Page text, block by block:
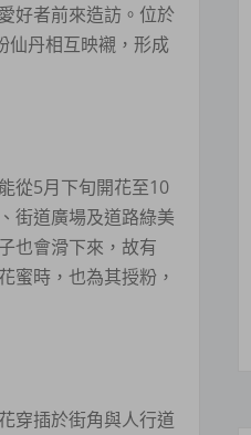
好者前來造訪。位於
仙丹相互映襯，形成
從5月下旬開花至10
街道廣場及道路綠美
也會滑下來，故有
蜜時，也為其授粉，
穿插於街角與人行道